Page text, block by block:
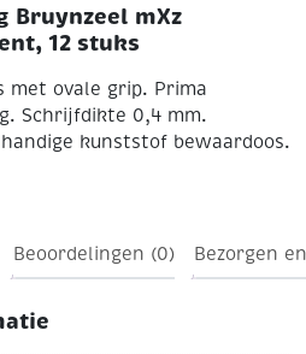
Bruynzeel mXz
12 stuks
met ovale grip. Prima
Schrijfdikte 0,4 mm.
kunststof bewaardoos.
Beoordelingen (0) Bezorgen